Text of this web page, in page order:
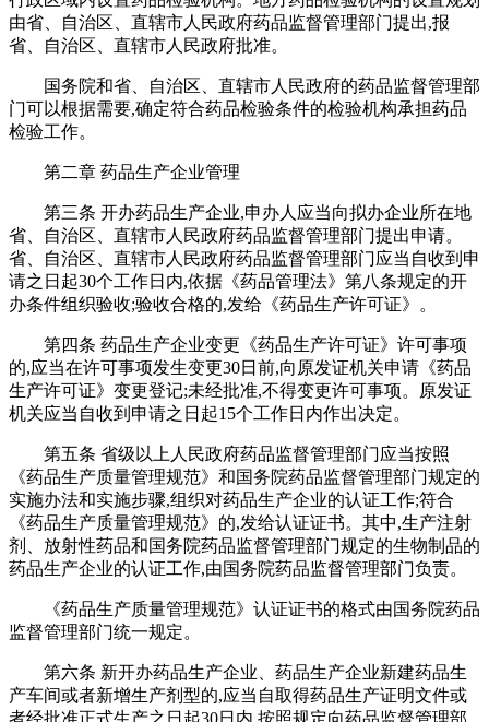
由省、自治区、直辖市人民政府药品监督管理部门提出,报
省、自治区、直辖市人民政府批准。
国务院和省、自治区、直辖市人民政府的药品监督管理部
门可以根据需要,确定符合药品检验条件的检验机构承担药品
检验工作。
第二章 药品生产企业管理
第三条 开办药品生产企业,申办人应当向拟办企业所在地
省、自治区、直辖市人民政府药品监督管理部门提出申请。
省、自治区、直辖市人民政府药品监督管理部门应当自收到申
请之日起30个工作日内,依据《药品管理法》第八条规定的开
办条件组织验收;验收合格的,发给《药品生产许可证》。
第四条 药品生产企业变更《药品生产许可证》许可事项
的,应当在许可事项发生变更30日前,向原发证机关申请《药品
生产许可证》变更登记;未经批准,不得变更许可事项。原发证
机关应当自收到申请之日起15个工作日内作出决定。
第五条 省级以上人民政府药品监督管理部门应当按照
《药品生产质量管理规范》和国务院药品监督管理部门规定的
实施办法和实施步骤,组织对药品生产企业的认证工作;符合
《药品生产质量管理规范》的,发给认证证书。其中,生产注射
剂、放射性药品和国务院药品监督管理部门规定的生物制品的
药品生产企业的认证工作,由国务院药品监督管理部门负责。
《药品生产质量管理规范》认证证书的格式由国务院药品
监督管理部门统一规定。
第六条 新开办药品生产企业、药品生产企业新建药品生
产车间或者新增生产剂型的,应当自取得药品生产证明文件或
者经批准正式生产之日起30日内,按照规定向药品监督管理部